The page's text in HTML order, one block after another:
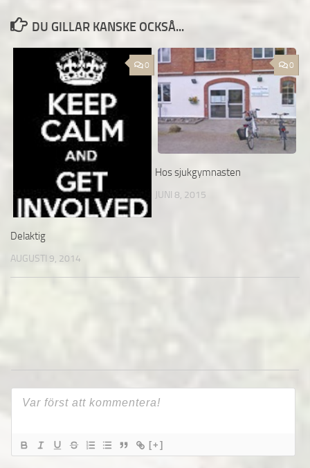
DU GILLAR KANSKE OCKSÅ...
0
Delaktig
AUGUSTI 9, 2014
0
Hos sjukgymnasten
JUNI 8, 2015
[+]